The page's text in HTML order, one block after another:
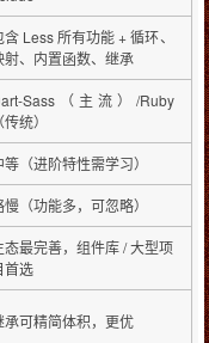
含 Less 所有功能 + 循环、
射、内置函数、继承
Sass（主流）/Ruby
（传统）
等（进阶特性需学习）
慢（功能多，可忽略）
态最完善，组件库 / 大型项
首选
承可精简体积，更优